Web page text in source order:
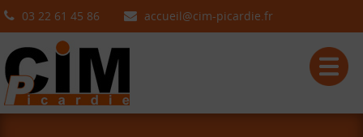
03 22 61 45 86 accueil@cim-picardie.fr